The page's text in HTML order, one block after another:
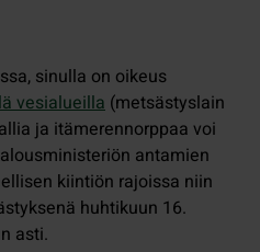
sinulla on oikeus
vesialueilla (metsästyslain
ja itämerennorppaa voi
antamien
kiintiön rajoissa niin
huhtikuun 16.
asti.